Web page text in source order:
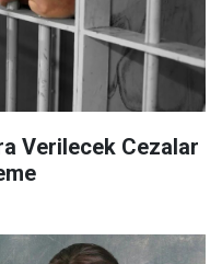
Verilecek Cezalar